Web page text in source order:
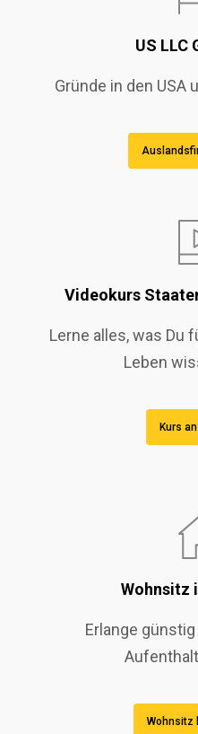
US LLC
Gründe in den USA
Videokurs
Lerne alles, was Du
Leben
Kurs
Wohnsitz
Erlange
Wohnsitz